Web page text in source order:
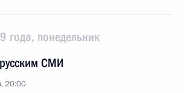
года, понедельник
СМИ
20:00